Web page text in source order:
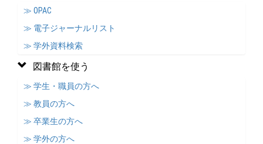
≫ OPAC
≫ 電子ジャーナルリスト
≫ 学外資料検索
図書館を使う
≫ 学生・職員の方へ
≫ 教員の方へ
≫ 卒業生の方へ
≫ 学外の方へ